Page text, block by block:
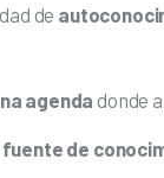
de
agendadonde
fuente de